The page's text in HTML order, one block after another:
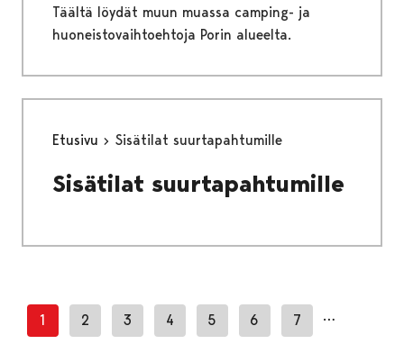
Täältä löydät muun muassa camping- ja
huoneistovaihtoehtoja Porin alueelta.
Etusivu Sisätilat suurtapahtumille
Sisätilat suurtapahtumille
1 2 3 4 5 6 7 …